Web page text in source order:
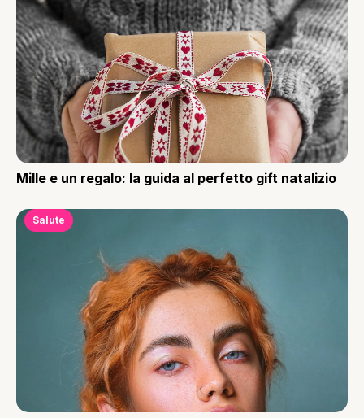
Mille e un regalo: la guida al perfetto gift natalizio
Salute